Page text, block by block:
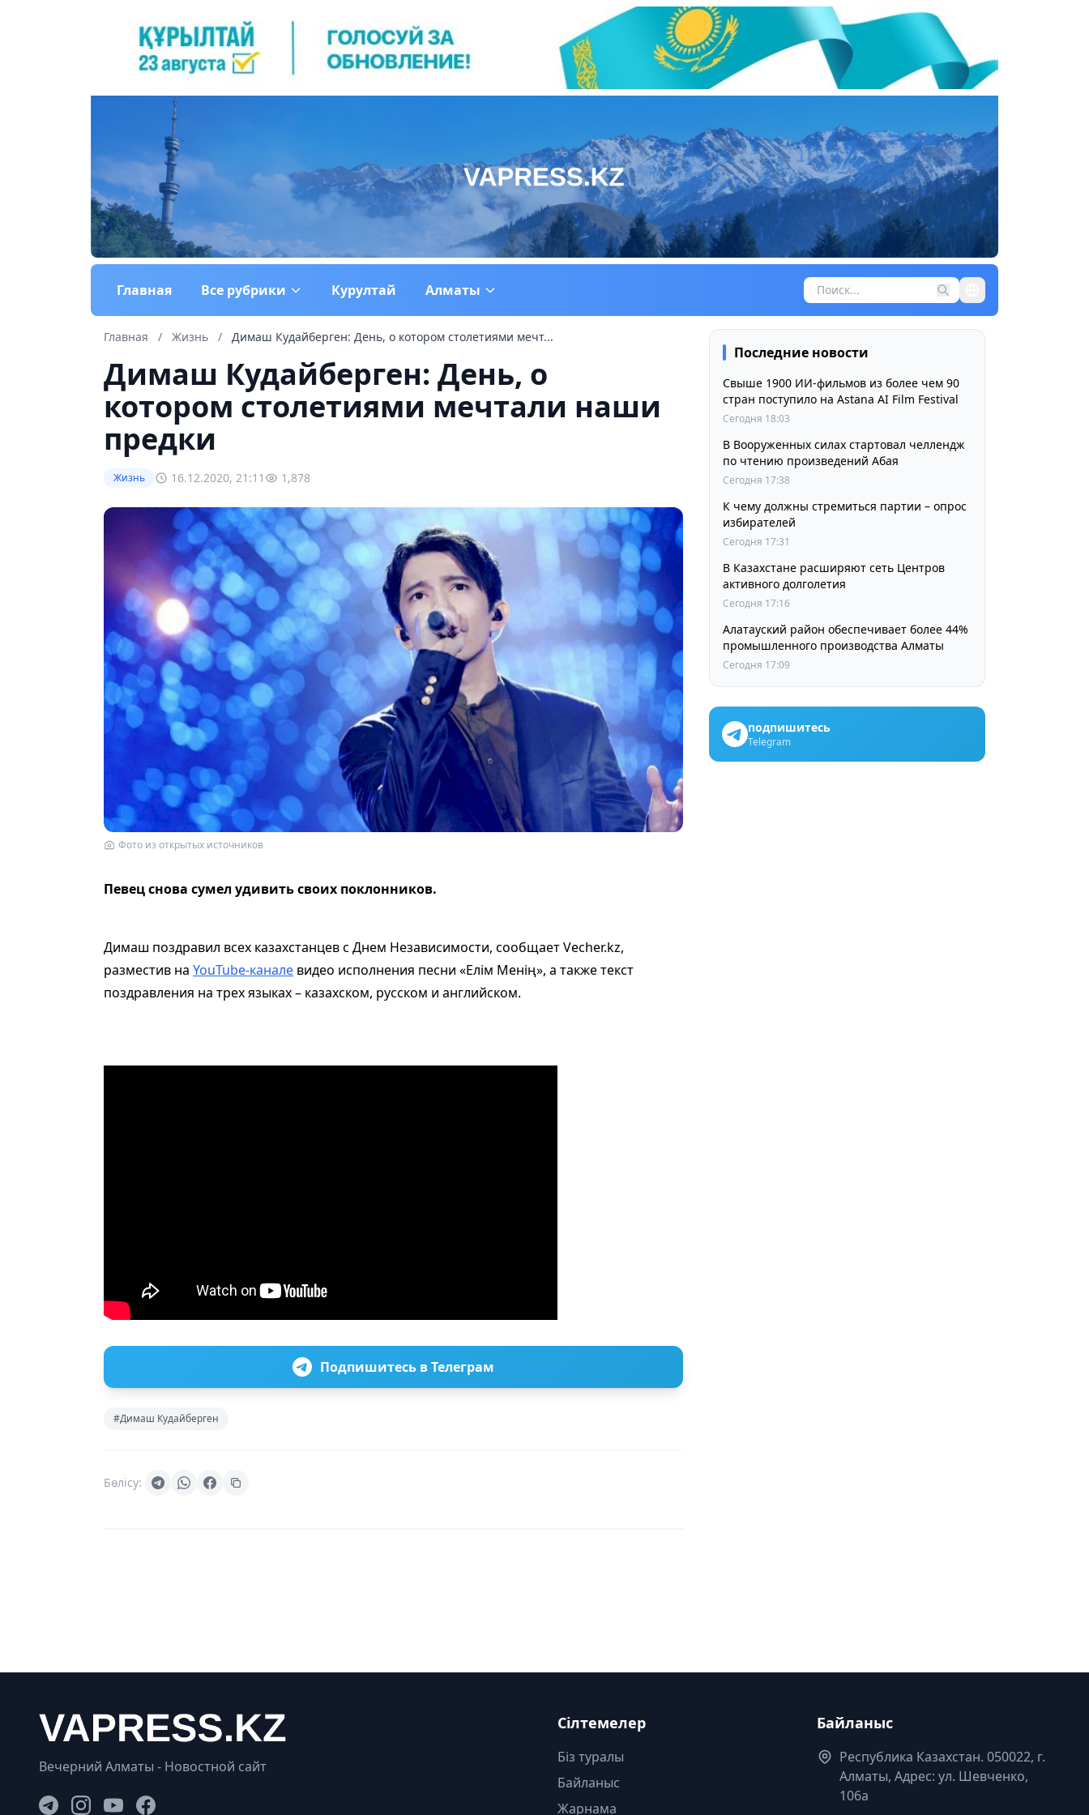
Главная Все рубрики Курултай Алматы
Главная / Жизнь / Димаш Кудайберген: День, о котором столетиями мечт...
Димаш Кудайберген: День, о
котором столетиями мечтали наши
предки
Жизнь 16.12.2020, 21:11 1,878
Фото из открытых источников
Певец снова сумел удивить своих поклонников.
Димаш поздравил всех казахстанцев с Днем Независимости, сообщает Vecher.kz,
разместив на YouTube-канале видео исполнения песни «Елім Менің», а также текст
поздравления на трех языках – казахском, русском и английском.
Подпишитесь в Телеграм
#Димаш Кудайберген
Бөлісу:
Последние новости
Свыше 1900 ИИ-фильмов из более чем 90
стран поступило на Astana AI Film Festival
Сегодня 18:03
В Вооруженных силах стартовал челлендж
по чтению произведений Абая
Сегодня 17:38
К чему должны стремиться партии – опрос
избирателей
Сегодня 17:31
В Казахстане расширяют сеть Центров
активного долголетия
Сегодня 17:16
Алатауский район обеспечивает более 44%
промышленного производства Алматы
Сегодня 17:09
подпишитесь
Telegram
Вечерний Алматы - Новостной сайт
Сілтемелер
Біз туралы
Байланыс
Жарнама
Байланыс
Республика Казахстан. 050022, г.
Алматы, Адрес: ул. Шевченко,
106а